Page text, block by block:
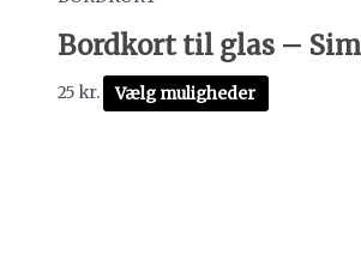
Bordkort til glas –
25 kr. Vælg muligheder